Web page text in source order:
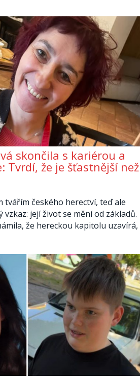
skončila s kariérou a
Tvrdí, že je šťastnější než
tvářím českého herectví, teď ale
její život se mění od základů.
že hereckou kapitolu uzavírá,